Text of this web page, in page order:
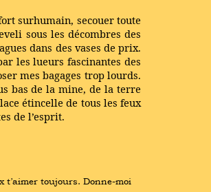
surhumain, secouer toute
sous les décombres des
dans des vases de prix.
les lueurs fascinantes des
mes bagages trop lourds.
bas de la mine, de la terre
étincelle de tous les feux
de l’esprit.
t’aimer toujours. Donne-moi